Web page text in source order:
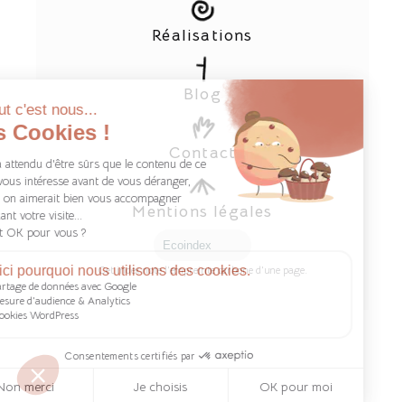
Réalisations
Blog
Contact
Mentions légales
Ecoindex
Cet index note l'empreinte carbone d'une page.